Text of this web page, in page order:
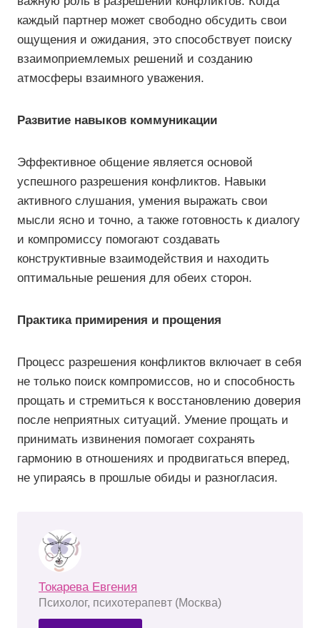
каждый партнер может свободно обсудить свои
ощущения и ожидания, это способствует поиску
взаимоприемлемых решений и созданию
атмосферы взаимного уважения.
Развитие навыков коммуникации
Эффективное общение является основой
успешного разрешения конфликтов. Навыки
активного слушания, умения выражать свои
мысли ясно и точно, а также готовность к диалогу
и компромиссу помогают создавать
конструктивные взаимодействия и находить
оптимальные решения для обеих сторон.
Практика примирения и прощения
Процесс разрешения конфликтов включает в себя
не только поиск компромиссов, но и способность
прощать и стремиться к восстановлению доверия
после неприятных ситуаций. Умение прощать и
принимать извинения помогает сохранять
гармонию в отношениях и продвигаться вперед,
не упираясь в прошлые обиды и разногласия.
Токарева Евгения
Психолог, психотерапевт (Москва)